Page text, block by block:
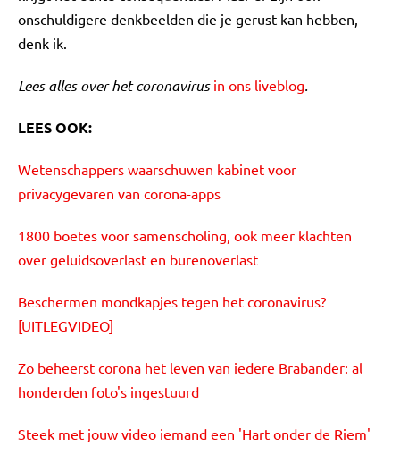
onschuldigere denkbeelden die je gerust kan hebben,
denk ik.
Lees alles over het coronavirus in ons liveblog.
LEES OOK:
Wetenschappers waarschuwen kabinet voor
privacygevaren van corona-apps
1800 boetes voor samenscholing, ook meer klachten
over geluidsoverlast en burenoverlast
Beschermen mondkapjes tegen het coronavirus?
[UITLEGVIDEO]
Zo beheerst corona het leven van iedere Brabander: al
honderden foto's ingestuurd
Steek met jouw video iemand een 'Hart onder de Riem'